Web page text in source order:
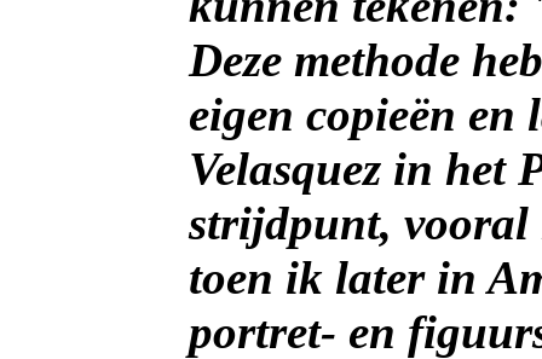
Deze methode
eigen copieën
Velasquez in het
strijdpunt,
toen ik later in
portret- en